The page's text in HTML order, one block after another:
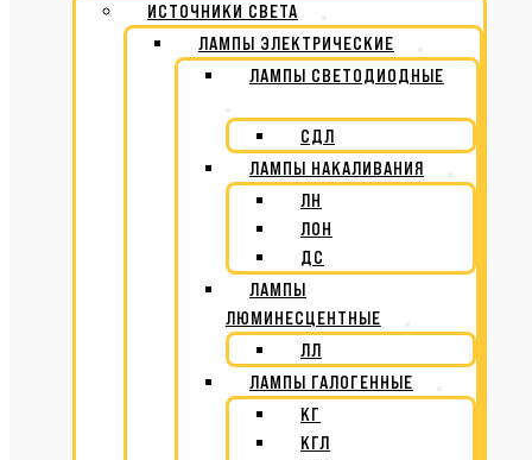
ИСТОЧНИКИ СВЕТА
ЛАМПЫ ЭЛЕКТРИЧЕСКИЕ
ЛАМПЫ СВЕТОДИОДНЫЕ
СДЛ
ЛАМПЫ НАКАЛИВАНИЯ
ЛН
ЛОН
ДС
ЛАМПЫ
ЛЮМИНЕСЦЕНТНЫЕ
ЛЛ
ЛАМПЫ ГАЛОГЕННЫЕ
КГ
КГЛ